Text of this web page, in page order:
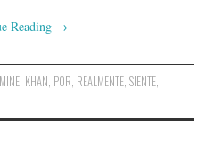
Reading →
, KHAN, POR, REALMENTE, SIENTE,